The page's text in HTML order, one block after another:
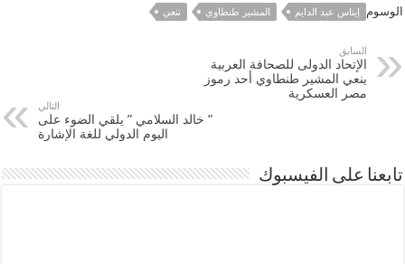
الوسوم إيناس عبد الدايم المشير طنطاوي تنعي
السابق
الإتحاد الدولى للصحافة العربية
ينعي المشير طنطاوي أحد رموز
مصر العسكرية
التالي
” خالد السلامي ” يلقي الضوء على
اليوم الدولي للغة الإشارة
تابعنا على الفيسبوك